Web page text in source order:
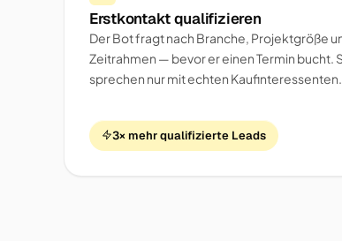
Erstkontakt qualifizieren
Der Bot fragt nach Branche, Projektgröße
Zeitrahmen — bevor er einen Termin bucht.
sprechen nur mit echten Kaufinteressenten.
3× mehr qualifizierte Leads